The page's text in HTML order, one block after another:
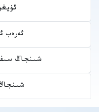
ئەرەب
شىنجاڭ
شىنجاڭ گېزىتى